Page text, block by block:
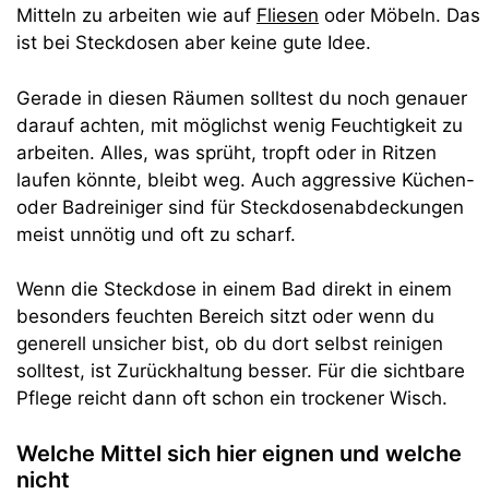
Mitteln zu arbeiten wie auf Fliesen oder Möbeln. Das
ist bei Steckdosen aber keine gute Idee.
Gerade in diesen Räumen solltest du noch genauer
darauf achten, mit möglichst wenig Feuchtigkeit zu
arbeiten. Alles, was sprüht, tropft oder in Ritzen
laufen könnte, bleibt weg. Auch aggressive Küchen-
oder Badreiniger sind für Steckdosenabdeckungen
meist unnötig und oft zu scharf.
Wenn die Steckdose in einem Bad direkt in einem
besonders feuchten Bereich sitzt oder wenn du
generell unsicher bist, ob du dort selbst reinigen
solltest, ist Zurückhaltung besser. Für die sichtbare
Pflege reicht dann oft schon ein trockener Wisch.
Welche Mittel sich hier eignen und welche
nicht